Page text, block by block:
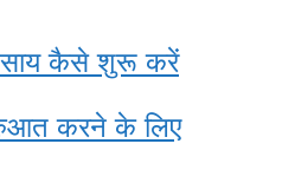
कैसे शुरू करें
करने के लिए